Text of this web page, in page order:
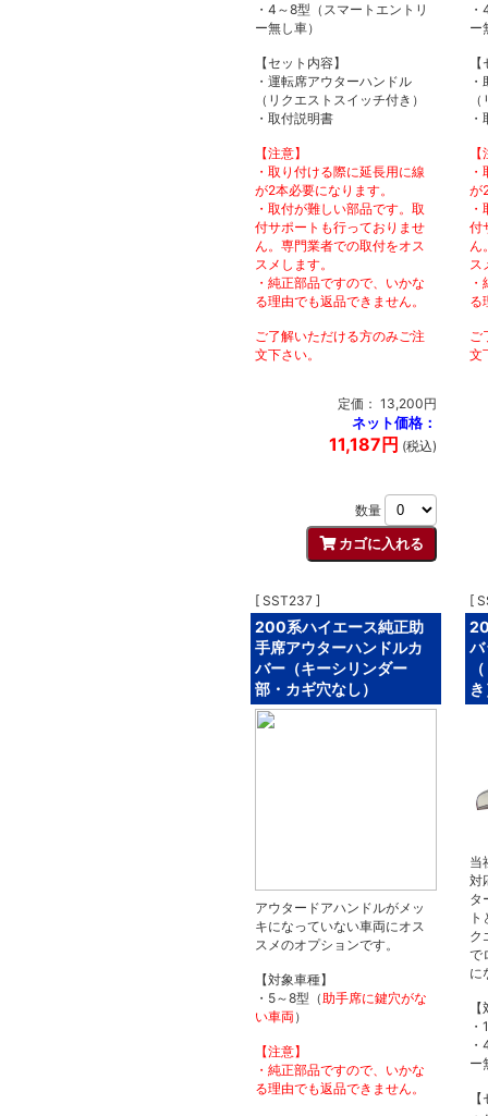
・4～8型（スマートエントリ
ー無し車）
【セット内容】
・運転席アウターハンドル
（リクエストスイッチ付き）
・取付説明書
【注意】
・取り付ける際に延長用に線
が2本必要になります。
・取付が難しい部品です。取
付サポートも行っておりませ
ん。専門業者での取付をオス
スメします。
・純正部品ですので、いかな
る理由でも返品できません。
ご了解いただける方のみご注
文下さい。
定価： 13,200円
ネット価格：
11,187円 (税込)
数量
ー
が
付
ん
ス
る
ご
文
[ SST237 ]
200系ハイエース純正助
手席アウターハンドルカ
バー（キーシリンダー
部・カギ穴なし）
アウタードアハンドルがメッ
キになっていない車両にオス
スメのオプションです。
【対象車種】
・5～8型（助手席に鍵穴がな
い車両 ）
【注意】
・純正部品ですので、いかな
る理由でも返品できません。
[
バ
当
対
タ
ク
で
に
ー